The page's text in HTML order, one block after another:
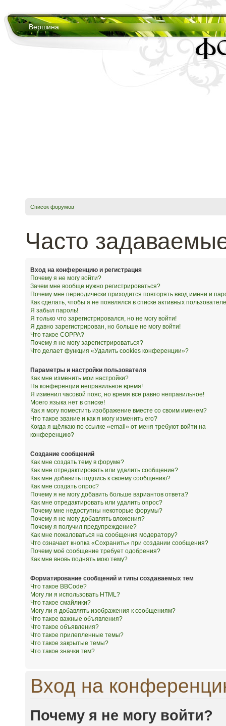
Вершина
Список форумов
Часто
Вход на конференцию и регистрация
Почему я не могу войти?
Зачем мне вообще нужно регистрироваться?
Почему мне периодически приходится повторять ввод имени и
Как сделать, чтобы я не появлялся в списке активных
Я забыл пароль!
Я только что зарегистрировался, но не могу войти!
Я давно зарегистрирован, но больше не могу войти!
Что такое COPPA?
Почему я не могу зарегистрироваться?
Что делает функция «Удалить cookies конференции»?
Параметры и настройки пользователя
Как мне изменить мои настройки?
На конференции неправильное время!
Я изменил часовой пояс, но время все равно неправильное!
Моего языка нет в списке!
Как я могу поместить изображение вместе со своим именем?
Что такое звание и как я могу изменить его?
Когда я щёлкаю по ссылке «email» от меня требуют войти на
конференцию?
Создание сообщений
Как мне создать тему в форуме?
Как мне отредактировать или удалить сообщение?
Как мне добавить подпись к своему сообщению?
Как мне создать опрос?
Почему я не могу добавить больше вариантов ответа?
Как мне отредактировать или удалить опрос?
Почему мне недоступны некоторые форумы?
Почему я не могу добавлять вложения?
Почему я получил предупреждение?
Как мне пожаловаться на сообщения модератору?
Что означает кнопка «Сохранить» при создании сообщения?
Почему моё сообщение требует одобрения?
Как мне вновь поднять мою тему?
Форматирование сообщений и типы создаваемых тем
Что такое BBCode?
Могу ли я использовать HTML?
Что такое смайлики?
Могу ли я добавлять изображения к сообщениям?
Что такое важные объявления?
Что такое объявления?
Что такое прилепленные темы?
Что такое закрытые темы?
Что такое значки тем?
Вход на
Почему я не могу войти?